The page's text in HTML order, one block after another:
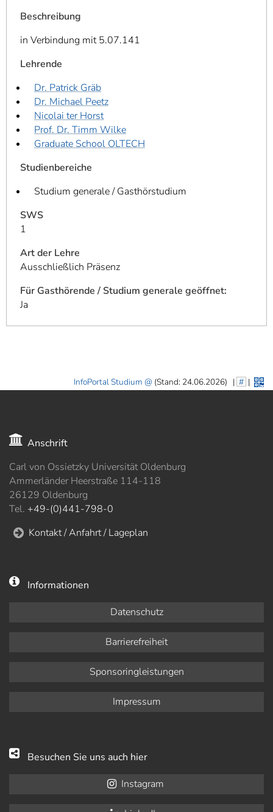
Beschreibung
in Verbindung mit 5.07.141
Lehrende
Dr. Patrick Gräb
Dr. Michael Peetz
Nicolai ter Horst
Prof. Dr. Timm Wilke
Graduate School OLTECH
Studienbereiche
Studium generale / Gasthörstudium
SWS
1
Art der Lehre
Ausschließlich Präsenz
Für Gasthörende / Studium generale geöffnet:
Ja
InfoPortal Studium (Stand: 24.06.2026) | # |
Anschrift
Carl von Ossietzky Universität Oldenburg
Ammerländer Heerstraße 114-118
26129 Oldenburg
Tel. +49-(0)441-798-0
Kontakt / Anfahrt / Lageplan
Informationen
Datenschutz
Barrierefreiheit
Sponsoringleistungen
Impressum
Besuchen Sie uns auch hier
Instagram